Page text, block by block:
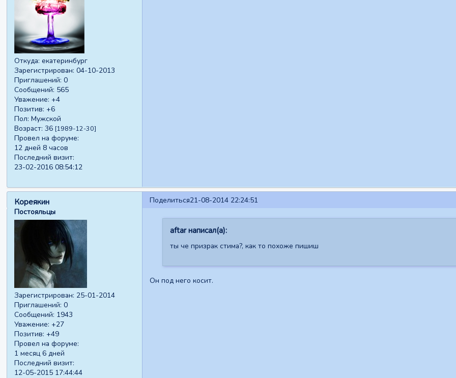
Откуда: екатеринбург
Зарегистрирован: 04-10-2013
Приглашений: 0
Сообщений: 565
Уважение: +4
Позитив: +6
Пол: Мужской
Возраст: 36 [1989-12-30]
Провел на форуме:
12 дней 8 часов
Последний визит:
23-02-2016 08:54:12
Поделиться21-08-2014 22:24:51
Кореякин
Постояльцы
Зарегистрирован: 25-01-2014
Приглашений: 0
Сообщений: 1943
Уважение: +27
Позитив: +49
Провел на форуме:
1 месяц 6 дней
Последний визит:
12-05-2015 17:44:44
aftar написал(а):
ты че призрак стима?, как то похоже пишиш
Он под него косит.